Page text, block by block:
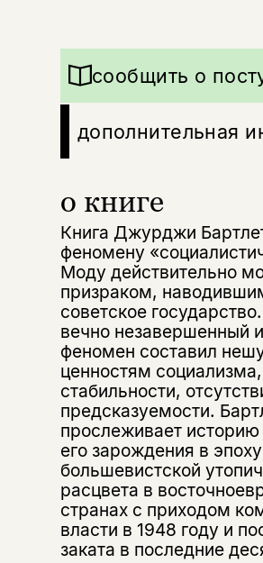
о книге
Книга Джурджи
феномену
Моду действительно
призраком,
советское
вечно незавершенный
феномен составил
ценностям
стабильности,
предсказуемости.
прослеживает
его зарождения в
большевистской
расцвета в
странах с приходом
власти в 1948 году и
заката в последние
сообщить о
дополнительная